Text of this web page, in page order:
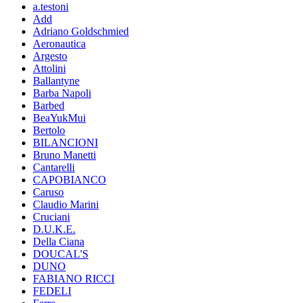
a.testoni
Add
Adriano Goldschmied
Aeronautica
Argesto
Attolini
Ballantyne
Barba Napoli
Barbed
BeaYukMui
Bertolo
BILANCIONI
Bruno Manetti
Cantarelli
CAPOBIANCO
Caruso
Claudio Marini
Cruciani
D.U.K.E.
Della Ciana
DOUCAL'S
DUNO
FABIANO RICCI
FEDELI